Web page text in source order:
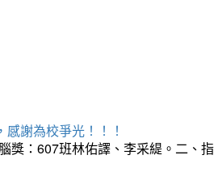
謝為校爭光！！！
獎：607班林佑譯、李采緹。二、指